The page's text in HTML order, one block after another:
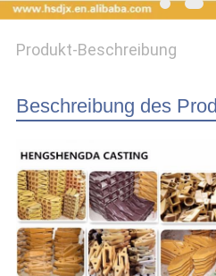
PRIVACY
Produkt-Beschreibung
Beschreibung des